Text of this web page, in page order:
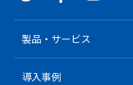
製品・サービス
導入事例